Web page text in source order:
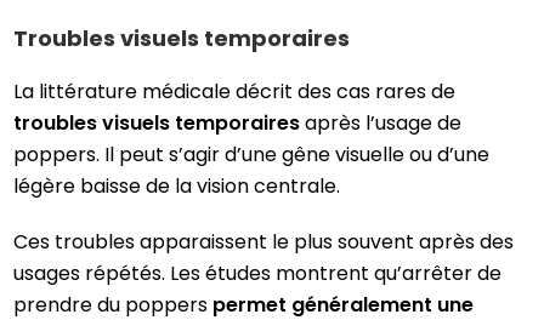
Troubles visuels temporaires
La littérature médicale décrit des cas rares de
troubles visuels temporairesaprès l’usage de
poppers. Il peut s’agir d’une gêne visuelle ou d’une
légère baisse de la vision centrale.
Ces troubles apparaissent le plus souvent après des
usages répétés. Les études montrent qu’arrêter de
prendre du poppers permet généralement une